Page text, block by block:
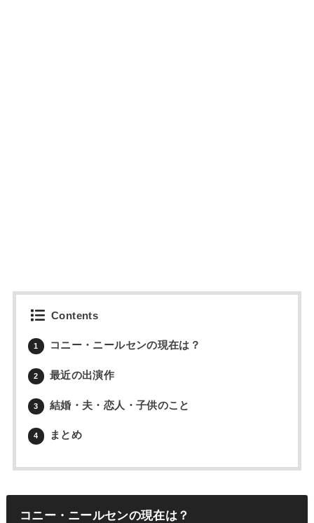
Contents
1 コニー・ニールセンの現在は？
2 最近の出演作
3 結婚・夫・恋人・子供のこと
4 まとめ
コニー・ニールセンの現在は？